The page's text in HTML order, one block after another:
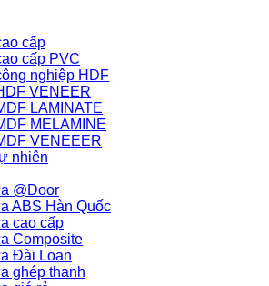
cấp
cấp PVC
nghiệp HDF
VENEER
LAMINATE
MELAMINE
VENEEER
nhiên
@Door
ABS Hàn Quốc
cao cấp
Composite
Đài Loan
ghép thanh